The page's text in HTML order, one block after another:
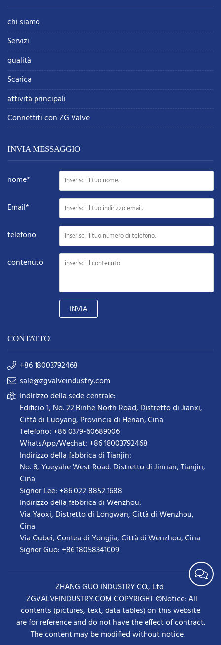
chi siamo
Servizi
qualità
Scarica
attività principali
Connettiti con ZG Valve
INVIA MESSAGGIO
nome*
Email*
telefono
contenuto
INVIA
CONTATTO
+86 18003792468
sale@zgvalveindustry.com
Indirizzo della sede centrale:
Edificio 1, No. 22 Binhe North Road, Distretto di Jianxi,
Città di Luoyang, Provincia di Henan, Cina
Telefono: +86 0379-60689006
WhatsApp/Wechat: +86 18003792468
Indirizzo della fabbrica di Tianjin:
No. 8, Yueyahe West Road, Distretto di Jinnan, Tianjin,
Cina
Signor Lee: +86 022 8852 1688
Indirizzo della fabbrica di Wenzhou:
Via Yaoxi, Distretto di Longwan, Città di Wenzhou,
Cina
Via Oubei, Contea di Yongjia, Città di Wenzhou, Cina
Signor Guo: +86 18058341009
ZHANG GUO INDUSTRY CO., Ltd
ZGVALVEINDUSTRY.COM COPYRIGHT ©Notice: All
contents (pictures, text, data tables) on this website
are for reference and do not have the effect of contract.
The content may be modified without notice.